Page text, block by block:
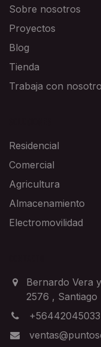
Sobre nosotros
Proyectos
Blog
Tienda
Trabaja con
Residencial
Comercial
Agricultura
Almacenamiento
Electromovilidad
Bernardo Vera
2576 , Santiago
+56442045033